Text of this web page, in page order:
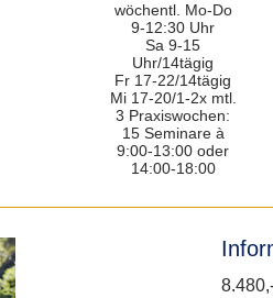
wöchentl. Mo-Do
9-12:30 Uhr
Sa 9-15
Uhr/14tägig
Fr 17-22/14tägig
Mi 17-20/1-2x mtl.
3 Praxiswochen:
15 Seminare à
9:00-13:00 oder
14:00-18:00